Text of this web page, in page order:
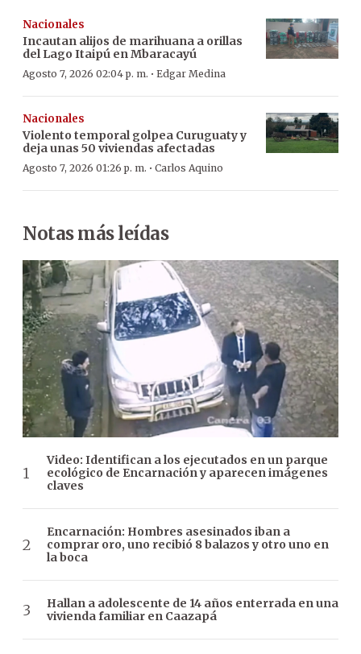
Nacionales
Incautan alijos de marihuana a orillas
del Lago Itaipú en Mbaracayú
Agosto 7, 2026 02:04 p. m. · Edgar Medina
Nacionales
Violento temporal golpea Curuguaty y
deja unas 50 viviendas afectadas
Agosto 7, 2026 01:26 p. m. · Carlos Aquino
Notas más leídas
Video: Identifican a los ejecutados en un parque
ecológico de Encarnación y aparecen imágenes
claves
Encarnación: Hombres asesinados iban a
comprar oro, uno recibió 8 balazos y otro uno en
la boca
Hallan a adolescente de 14 años enterrada en una
vivienda familiar en Caazapá